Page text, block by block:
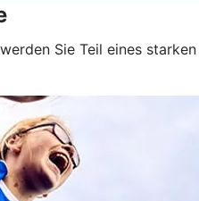
Sie Teil eines starken